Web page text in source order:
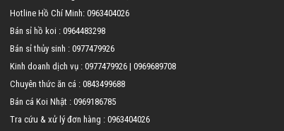
Hotline Hồ Chí Minh:0963404026
Bán sỉ hồ koi :0964483298
Bán sỉ thủy sinh :0977479926
Kinh doanh dịch vụ :0977479926 |0969689708
Chuyên thức ăn cá :0843499688
Bán cá Koi Nhật :0969186785
Tra cứu & xử lý đơn hàng :0963404026